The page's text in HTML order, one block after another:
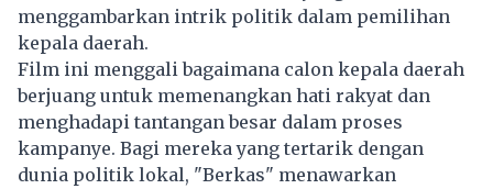
menggambarkan intrik politik dalam pemilihan
kepala daerah.
Film ini menggali bagaimana calon kepala daerah
berjuang untuk memenangkan hati rakyat dan
menghadapi tantangan besar dalam proses
kampanye. Bagi mereka yang tertarik dengan
dunia politik lokal, "Berkas" menawarkan